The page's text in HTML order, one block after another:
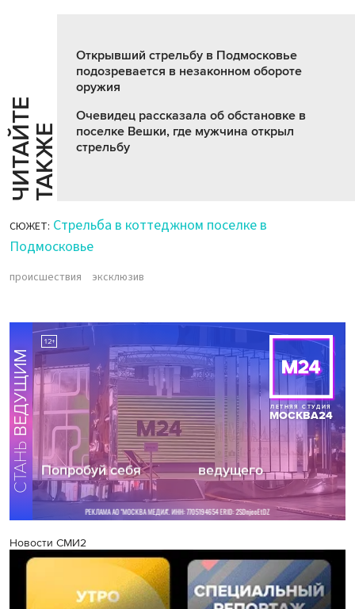
Ч
И
Т
АЙ
Т
Е
Т
А
К
ЖЕ
Открывший стрельбу в Подмосковье
подозревается в незаконном обороте
оружия
Очевидец рассказала об обстановке в
поселке Вешки, где мужчина открыл
стрельбу
СЮЖЕТ: Стрельба в коттеджном поселке в
Подмосковье
происшествия эксклюзив
Новости СМИ2